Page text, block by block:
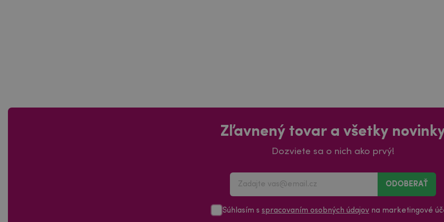
Zľavnený tovar a všetky
Dozviete sa o nich ako prvý!
ODOBERAŤ
Súhlasím s spracovaním osobných údajov na marketingové